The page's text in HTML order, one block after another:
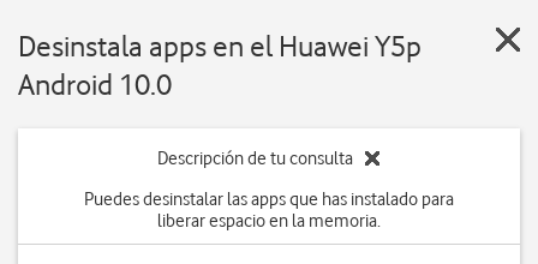
Desinstala apps en el Huawei Y5p
Android 10.0
Descripción de tu consulta
Puedes desinstalar las apps que has instalado para
liberar espacio en la memoria.